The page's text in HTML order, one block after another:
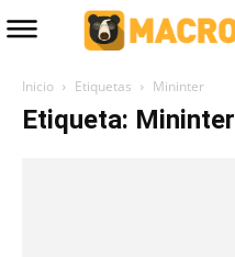
Inicio Etiquetas Mininter
Etiqueta: Mininter